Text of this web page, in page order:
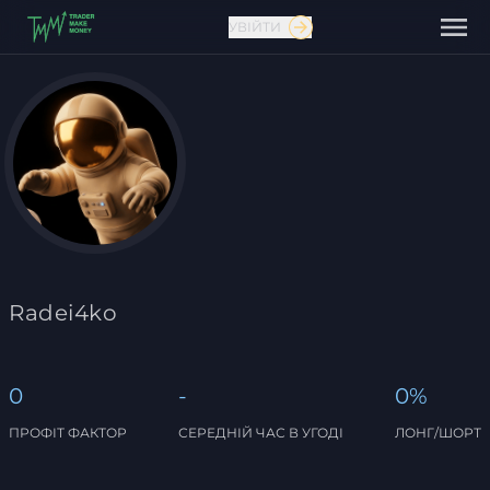
Зв'язатися з нами
УВІЙТИ
Radei4ko
0
ПРОФІТ ФАКТОР
-
СЕРЕДНІЙ ЧАС В УГОДІ
0%
ЛОНГ/ШОРТ